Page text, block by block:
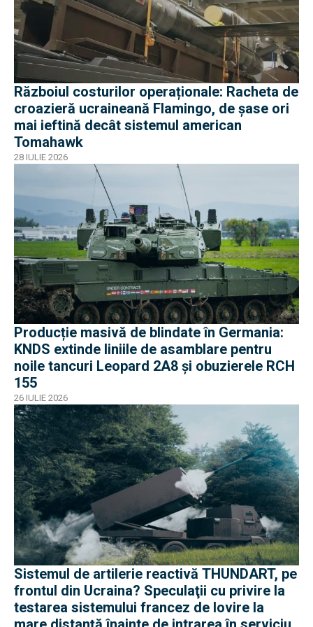
Războiul costurilor operaționale: Racheta de
croazieră ucraineană Flamingo, de șase ori
mai ieftină decât sistemul american
Tomahawk
28 IULIE 2026
Producție masivă de blindate în Germania:
KNDS extinde liniile de asamblare pentru
noile tancuri Leopard 2A8 și obuzierele RCH
155
26 IULIE 2026
Sistemul de artilerie reactivă THUNDART, pe
frontul din Ucraina? Speculaţii cu privire la
testarea sistemului francez de lovire la